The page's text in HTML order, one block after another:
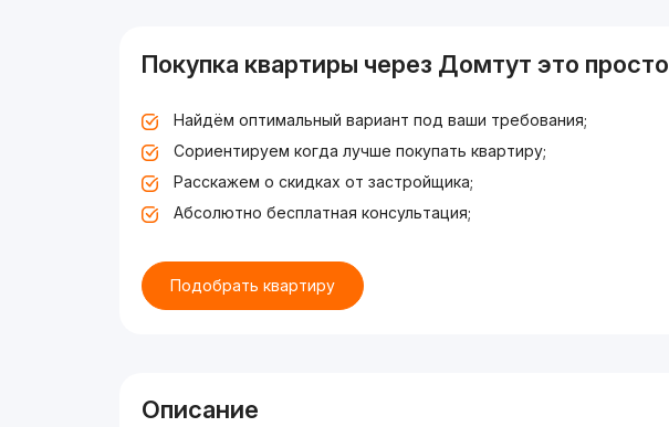
Покупка квартиры через Домтут это просто
Найдём оптимальный вариант под ваши требования;
Сориентируем когда лучше покупать квартиру;
Расскажем о скидках от застройщика;
Абсолютно бесплатная консультация;
Подобрать квартиру
Описание